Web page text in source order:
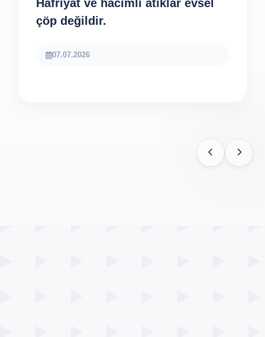
Hafriyat ve hacimli atıklar evsel
çöp değildir.
07.07.2026